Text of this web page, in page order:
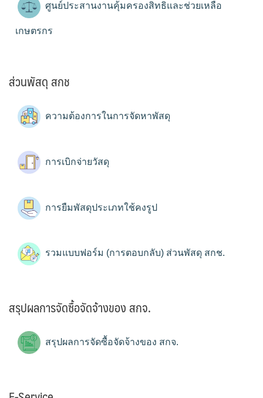
ศูนย์ประสานงานคุ้มครองสิทธิและช่วยเหลือ
เกษตรกร
ส่วนพัสดุ สกช
ความต้องการในการจัดหาพัสดุ
การเบิกจ่ายวัสดุ
การยืมพัสดุประเภทใช้คงรูป
รวมแบบฟอร์ม (การตอบกลับ) ส่วนพัสดุ สกช.
สรุปผลการจัดซื้อจัดจ้างของ สกจ.
สรุปผลการจัดซื้อจัดจ้างของ สกจ.